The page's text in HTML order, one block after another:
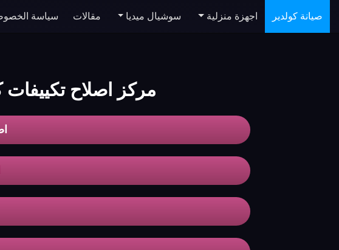
صيانة كولدير اجهزة منزلية سوشيال ميديا مقالات سياسة
مركز اصلاح تكييفات